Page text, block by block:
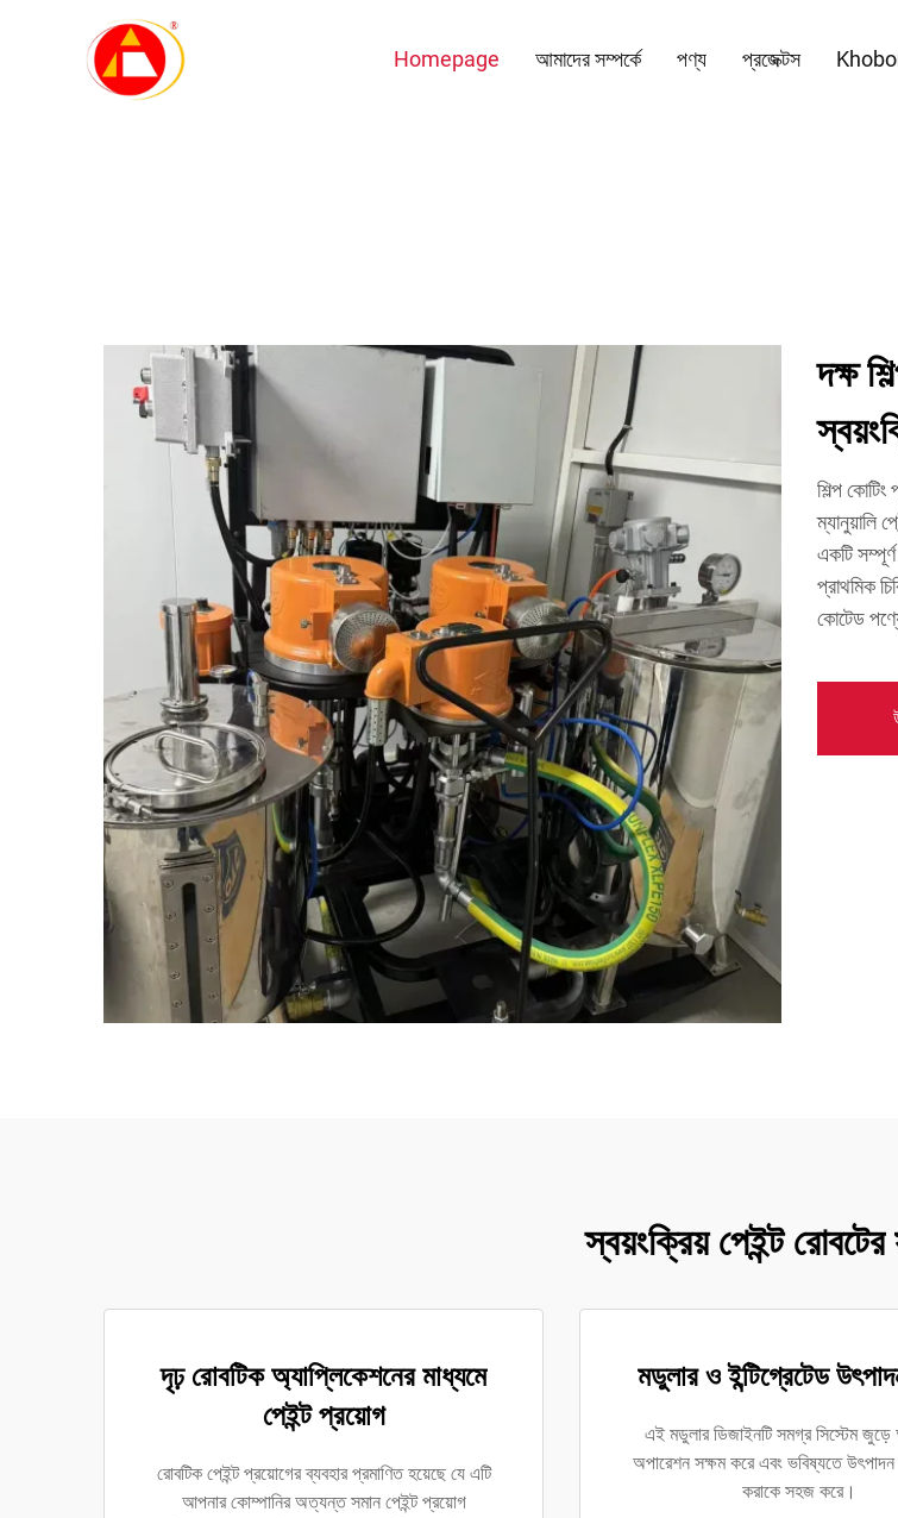
Homepage আমাদের সম্পর্কে পণ্য প্রজেক্টস
দক্ষ
শিল্প
ম্যানুয়ালি
একটি
প্রাথমিক
কোটেড
স্বয়ংক্রিয় পেইন্ট রোবটের
দৃঢ় রোবটিক অ্যাপ্লিকেশনের মাধ্যমে
পেইন্ট প্রয়োগ
রোবটিক পেইন্ট প্রয়োগের ব্যবহার প্রমাণিত হয়েছে যে এটি
আপনার কোম্পানির অত্যন্ত সমান পেইন্ট প্রয়োগ
মডুলার ও ইন্টিগ্রেটেড
এই মডুলার ডিজাইনটি সমগ্র সিস্টেম জুড়ে
অপারেশন সক্ষম করে এবং ভবিষ্যতে উৎপাদন
করাকে সহজ করে।